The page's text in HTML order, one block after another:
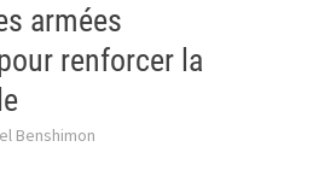
armées
renforcer la
Benshimon